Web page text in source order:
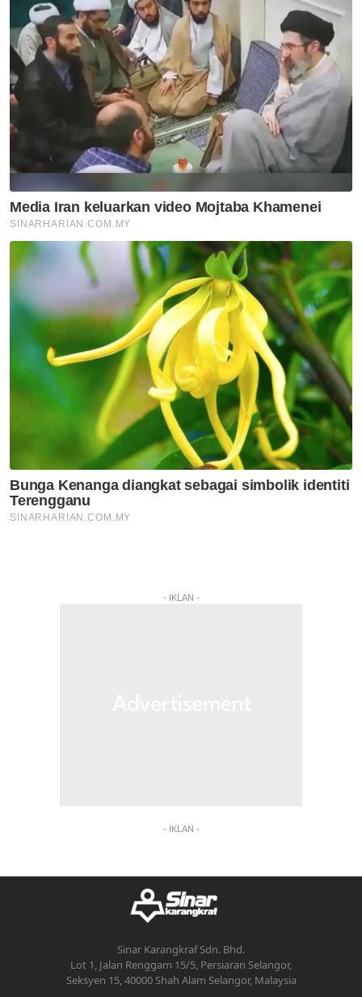
- IKLAN -
- IKLAN -
Sinar Karangkraf Sdn. Bhd.
Lot 1, Jalan Renggam 15/5, Persiaran Selangor,
Seksyen 15, 40000 Shah Alam Selangor, Malaysia